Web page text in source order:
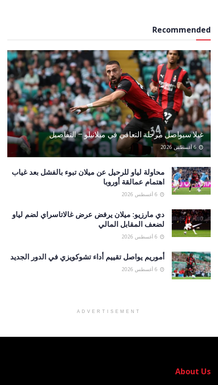
Recommended
غيلا سيواصل مرحلة التعافي في ميلانيلو – التفاصيل
محاولة لياو للرحيل عن ميلان تبوء بالفشل بعد غياب
اهتمام عمالقة أوروبا
دي مارزيو: ميلان يرفض عرض غالاتاسراي لضم لياو
لضعف المقابل المالي
أموريم يواصل تقييم أداء تشوكويزي في الدور الجديد
ADVERTISEMENT
About Us